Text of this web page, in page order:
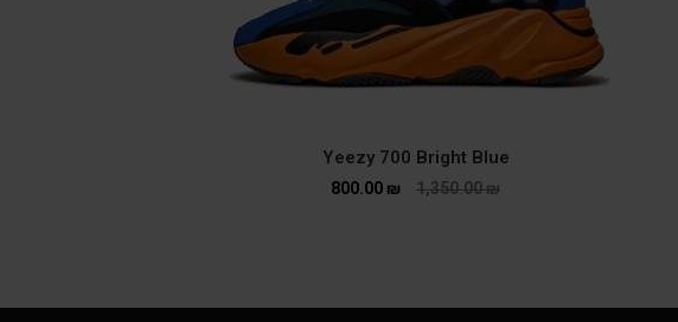
Yeezy 700 Bright Blue
1,350.00₪
800.00 ₪